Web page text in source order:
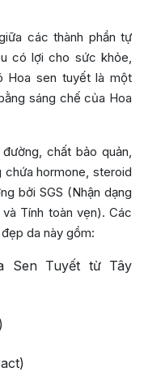
các thành phần tự
có lợi cho sức khỏe,
Hoa sen tuyết là một
sáng chế của Hoa
chất bảo quản,
chứa hormone, steroid
bởi SGS (Nhận dạng
Tính toàn vẹn). Các
da này gồm:
Sen Tuyết từ Tây